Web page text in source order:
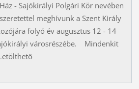
Ház - Sajókirályi Polgári Kör nevében
szeretettel meghívunk a Szent Király
folyó év augusztus 12 - 14
városrészébe. Mindenkit
Letölthető